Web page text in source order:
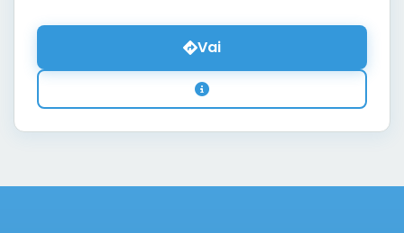
Vai